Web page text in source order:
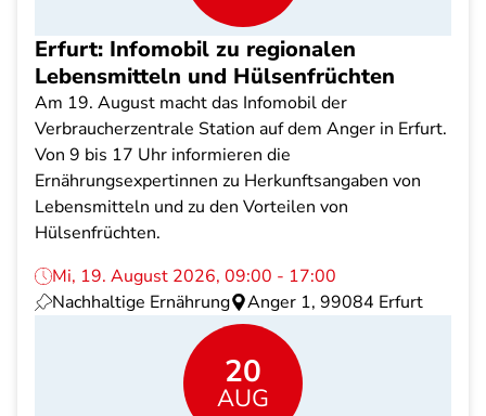
Erfurt: Infomobil zu regionalen
Lebensmitteln und Hülsenfrüchten
Am 19. August macht das Infomobil der
Verbraucherzentrale Station auf dem Anger in Erfurt.
Von 9 bis 17 Uhr informieren die
Ernährungsexpertinnen zu Herkunftsangaben von
Lebensmitteln und zu den Vorteilen von
Hülsenfrüchten.
Mi, 19. August 2026, 09:00 - 17:00
Nachhaltige Ernährung
Anger 1, 99084 Erfurt
20
AUG